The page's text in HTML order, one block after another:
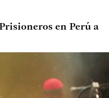
en Perú a